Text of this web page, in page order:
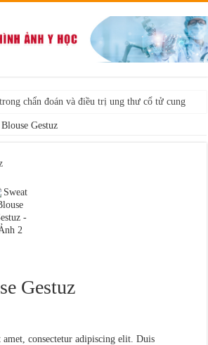
chẩn đoán và điều trị ung thư cổ tử cung
Gestuz
Gestuz
consectetur adipiscing elit. Duis